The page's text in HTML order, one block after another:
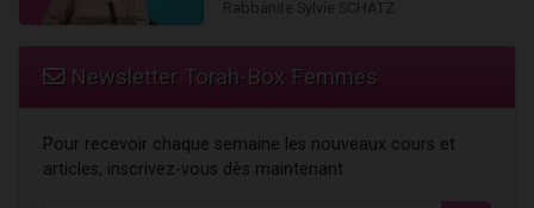
Newsletter Torah-Box Femmes
Pour recevoir chaque semaine les nouveaux cours et
articles, inscrivez-vous dès maintenant :